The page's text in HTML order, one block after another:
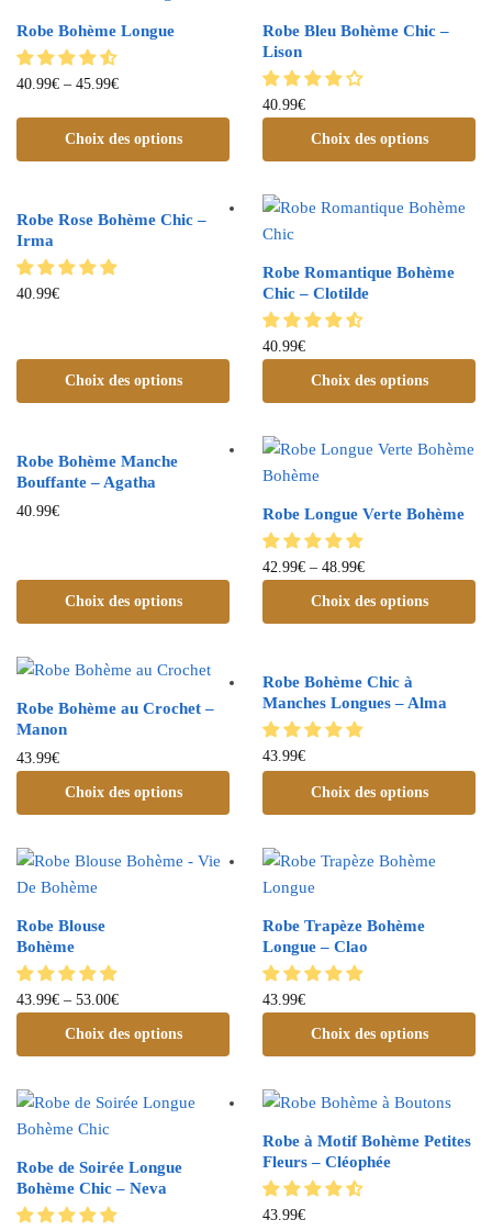
Robe Bohème Longue
40.99€ – 45.99€
Choix des options
Robe Bleu Bohème Chic –
Lison
40.99€
Choix des options
Robe Rose Bohème Chic –
Irma
40.99€
Choix des options
Robe Romantique Bohème
Chic – Clotilde
40.99€
Choix des options
Robe Bohème Manche
Bouffante – Agatha
40.99€
Choix des options
Robe Longue Verte Bohème
42.99€ – 48.99€
Choix des options
Robe Bohème au Crochet –
Manon
43.99€
Choix des options
Robe Bohème Chic à
Manches Longues – Alma
43.99€
Choix des options
Robe Blouse
Bohème
43.99€ – 53.00€
Choix des options
Robe Trapèze Bohème
Longue – Clao
43.99€
Choix des options
Robe de Soirée Longue
Bohème Chic – Neva
Robe à Motif Bohème Petites
Fleurs – Cléophée
43.99€